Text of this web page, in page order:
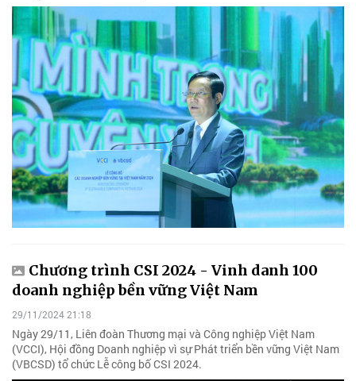
Chương trình CSI 2024 - Vinh danh 100
doanh nghiệp bền vững Việt Nam
29/11/2024 21:18
Ngày 29/11, Liên đoàn Thương mại và Công nghiệp Việt Nam
(VCCI), Hội đồng Doanh nghiệp vì sự Phát triển bền vững Việt Nam
(VBCSD) tổ chức Lễ công bố CSI 2024.